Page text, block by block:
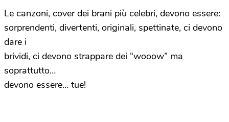
Le canzoni, cover dei brani più celebri, devono essere:
sorprendenti, divertenti, originali, spettinate, ci devono
dare i
brividi, ci devono strappare dei “wooow” ma
soprattutto…
devono essere… tue!